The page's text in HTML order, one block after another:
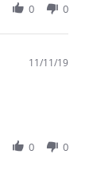
0 0
11/11/19
0 0